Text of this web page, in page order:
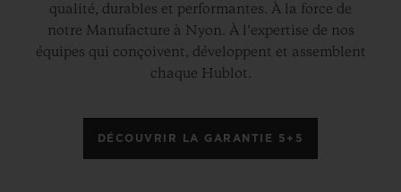
qualité, durables et performantes. À la force de
notre Manufacture à Nyon. À l’expertise de nos
équipes qui conçoivent, développent et assemblent
chaque Hublot.
DÉCOUVRIR LA GARANTIE 5+5